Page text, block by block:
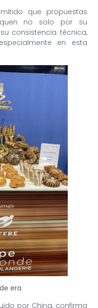
que propuestas
no solo por su
consistencia técnica,
en esta
era
por China, confirma